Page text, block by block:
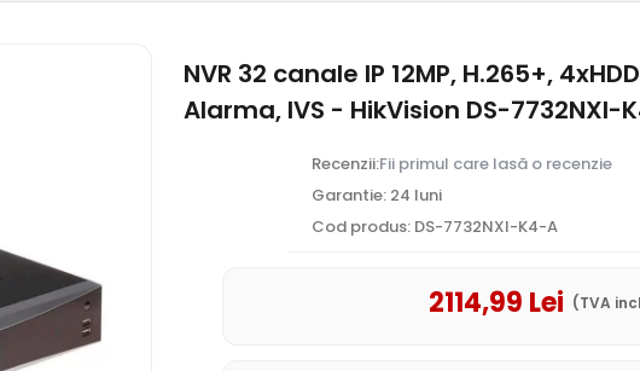
NVR 32 canale IP 12MP, H.265+,
Alarma, IVS - HikVision DS-7732NXI-
Recenzii:Fii primul care lasă o recenzie
Garantie: 24 luni
Cod produs: DS-7732NXI-K4-A
2114,99 Lei (TVA